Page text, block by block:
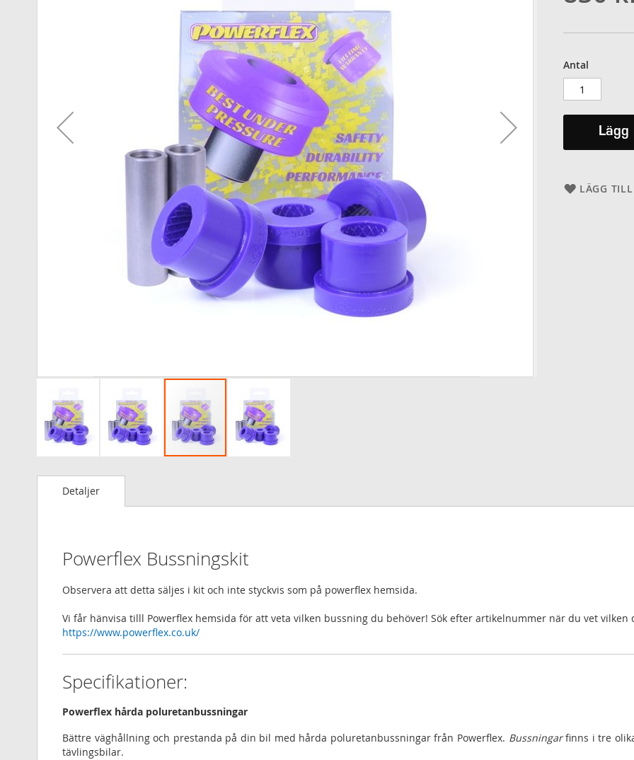
Antal
Lägg
LÄGG
till
börjanDetaljer
Powerflex Bussningskit
Observera att detta säljes i kit och inte styckvis som på powerflex hemsida.
Vi får hänvisa tilll Powerflex hemsida för att veta vilken bussning du behöver! Sök efter artikelnummer när du vet vilken
https://www.powerflex.co.uk/
Specifikationer:
Powerflex hårda poluretanbussningar
Bättre väghållning och prestanda på din bil med hårda poluretanbussningar från Powerflex. Bussningarfinns i tre
tävlingsbilar.